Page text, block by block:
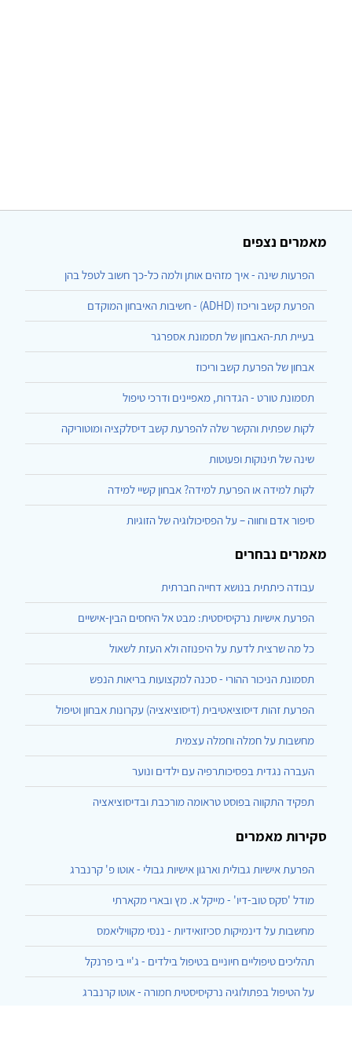
מאמרים נצפים
הפרעות שינה - איך מזהים אותן ולמה כל-כך חשוב לטפל בהן
הפרעת קשב וריכוז (ADHD) - חשיבות האיבחון המוקדם
בעיית תת-האבחון של תסמונת אספרגר
אבחון של הפרעת קשב וריכוז
תסמונת טורט - הגדרות, מאפיינים ודרכי טיפול
לקות שפתית והקשר שלה להפרעת קשב דיסלקציה ומוטוריקה
שינה של תינוקות ופעוטות
לקות למידה או הפרעת למידה? אבחון קשיי למידה
סיפור אדם וחווה – על הפסיכולוגיה של הזוגיות
מאמרים נבחרים
עבודה כיתתית בנושא דחייה חברתית
הפרעת אישיות נרקיסיסטית: מבט אל היחסים הבין-אישיים
כל מה שרצית לדעת על היפנוזה ולא העזת לשאול
תסמונת הניכור ההורי - סכנה למקצועות בריאות הנפש
הפרעת זהות דיסוציאטיבית (דיסוציאציה) עקרונות אבחון וטיפול
מחשבות על חמלה וחמלה עצמית
העברה נגדית בפסיכותרפיה עם ילדים ונוער
תפקיד התקווה בפוסט טראומה מורכבת ובדיסוציאציה
סקירות מאמרים
הפרעת אישיות גבולית וארגון אישיות גבולי - אוטו פ' קרנברג
מודל 'סקס טוב-דיו' - מייקל א. מץ ובארי מקארתי
מחשבות על דינמיקות סכיזואידיות - ננסי מקוויליאמס
תהליכים טיפוליים חיוניים בטיפול בילדים - ג'יי בי פרנקל
על הטיפול בפתולוגיה נרקיסיסטית חמורה - אוטו קרנברג